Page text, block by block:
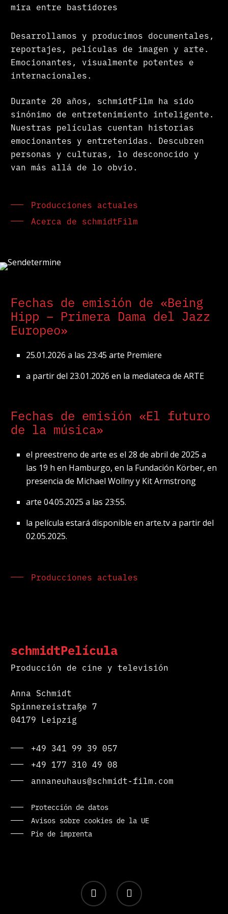
mira entre bastidores
Desarrollamos y producimos documentales,
reportajes, películas de imagen y arte.
Emocionantes, visualmente potentes e
internacionales.
Durante 20 años, schmidtFilm ha sido
sinónimo de entretenimiento inteligente.
Nuestras películas cuentan historias
emocionantes y entretenidas. Descubren
personas y culturas, lo desconocido y
van más allá de lo obvio.
Producciones actuales
Acerca de schmidtFilm
Fechas de emisión de «Being
Hipp – Primera Dama del Jazz
Europeo»
25.01.2026 a las 23:45 arte Premiere
a partir del 23.01.2026 en la mediateca de ARTE
Fechas de emisión «El futuro
de la música»
el preestreno de arte es el 28 de abril de 2025 a
las 19 h en Hamburgo, en la Fundación Körber, en
presencia de Michael Wollny y Kit Armstrong
arte 04.05.2025 a las 23:55.
la película estará disponible en arte.tv a partir del
02.05.2025.
Producciones actuales
schmidtPelícula
Producción de cine y televisión
Anna Schmidt
Spinnereistraße 7
04179 Leipzig
+49 341 99 39 057
+49 177 310 49 08
annaneuhaus@schmidt-film.com
Protección de datos
Avisos sobre cookies de la UE
Pie de imprenta
facebook instagram